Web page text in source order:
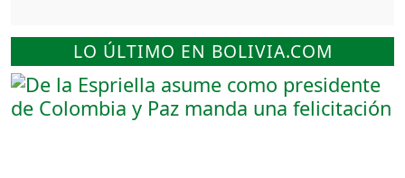
LO ÚLTIMO EN BOLIVIA.COM